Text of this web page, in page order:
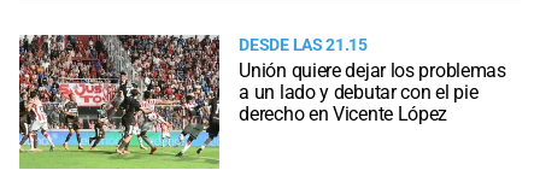
DESDE LAS 21.15
Unión quiere dejar los problemas
a un lado y debutar con el pie
derecho en Vicente López